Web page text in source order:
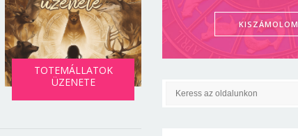
TOTEMÁLLATOK
ÜZENETE
KISZÁMOLOM